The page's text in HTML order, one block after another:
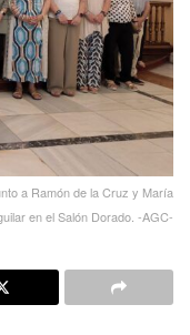
a Ramón de la Cruz y María
en el Salón Dorado. -AGC-